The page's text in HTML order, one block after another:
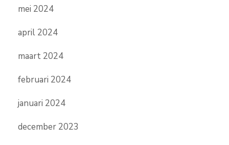
mei 2024
april 2024
maart 2024
februari 2024
januari 2024
december 2023